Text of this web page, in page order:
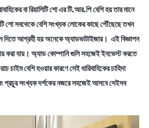
বা রিয়ালিটি শো এর টি.আর.পি বেশি হয় তার মানে
শো সবথেকে বেশি সংখ্যক লোকের কাছে পৌঁছেছে তখন
দিতে আগ্রহী হয় অনেকে অ্যাডভাটাইজার। এই বিজ্ঞাপন
করা যায়। অ্যাড কোম্পানি গুলি সহজেই ইনভেস্ট করতে
চাইম বেশি হওয়ার কারণে সেই ধারিবাহিকের চাহিদা
প্রচুর সংখ্যক দর্শকের নজরে সহজেই আসবে সেইসব